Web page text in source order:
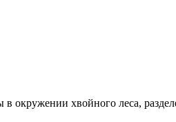
окружении хвойного леса,